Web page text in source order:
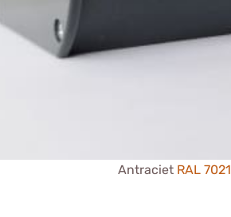
Antraciet RAL 7021